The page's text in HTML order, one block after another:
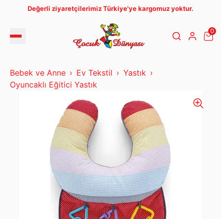
Değerli ziyaretçilerimiz Türkiye'ye kargomuz yoktur.
0
Bebek ve Anne Ev Tekstil
Yastık
Oyuncaklı Eğitici Yastık